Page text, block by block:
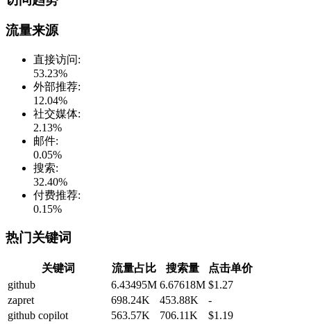
流量来源
直接访问:
53.23%
外部推荐:
12.04%
社交媒体:
2.13%
邮件:
0.05%
搜索:
32.40%
付费推荐:
0.15%
热门关键词
关键词 流量占比 搜索量
点击单价
github
6.43495M 6.67618M $1.27
zapret
698.24K 453.88K
-
github copilot
563.57K 706.11K
$1.19